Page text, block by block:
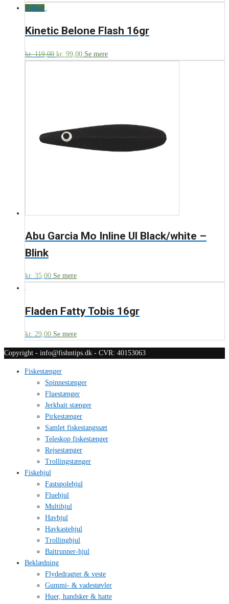
Tilbud
Kinetic Belone Flash 16gr
kr.119,00 kr. 99,00 Se mere
Abu Garcia Mo Inline Ul Black/white –
Blink
kr. 35,00 Se mere
Fladen Fatty Tobis 16gr
kr. 29,00 Se mere
Copyright - info@fishntips.dk - CVR: 40153063
Fiskestænger
Spinnestænger
Fluestænger
Jerkbait stænger
Pirkestænger
Samlet fiskestangssæt
Teleskop fiskestænger
Rejsestænger
Trollingstænger
Fiskehjul
Fastspolehjul
Fluehjul
Multihjul
Havhjul
Havkastehjul
Trollinghjul
Baitrunner-hjul
Beklædning
Flydedragter & veste
Gummi- & vadestøvler
Huer, handsker & hatte